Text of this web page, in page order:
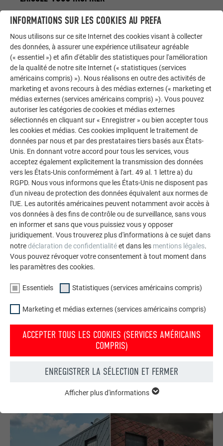
La galerie de références PREFA démontre la
polyvalence de l’aluminium. Découvrez d’autres projets
impressionnants avec les solutions en aluminium
durables de PREFA pour toitures, systèmes solaires et
façades.
VOIR DAVANTAGE DE RÉFÉRENCES
Commander gratuitement des prospectus PREFA
Toiture, façade, solaire, gouttières et protection contre les
est non seulement jolie, mais aussi bien protégée !
COMMANDER GRATUITEMENT
INFORMATIONS SUR LES COOKIES AU PREFA
Nous utilisons sur ce site Internet des cookies visant à collecter
des données, à assurer une expérience utilisateur agréable
(« essentiel ») et afin d'établir des statistiques pour l'amélioration
de la qualité de notre site Internet (« statistiques (services
américains compris) »). Nous réalisons en outre des activités de
marketing et avons recours à des médias externes (« marketing et
médias externes (services américains compris) »). Vous pouvez
autoriser les catégories de cookies et médias externes
sélectionnés en cliquant sur « Enregistrer » ou bien accepter tous
les cookies et médias. Ces cookies impliquent le traitement de
données par nous et par des prestataires tiers basés aux États-
Unis. En donnant votre accord pour tous les services, vous
acceptez également explicitement la transmission des données
vers les États-Unis conformément à l'art. 49 al. 1 lettre a) du
RGPD. Nous vous informons que les États-Unis ne disposent pas
d'un niveau de protection des données équivalent aux normes de
l'UE. Les autorités américaines peuvent notamment avoir accès à
vos données à des fins de contrôle ou de surveillance, sans vous
en informer et sans que vous puissiez vous y opposer
juridiquement. Vous trouverez plus d'informations à ce sujet dans
notredéclaration de confidentialitéet dans les mentions légales.
Vous pouvez révoquer votre consentement à tout moment dans
les paramètres des cookies.
Essentiels Statistiques (services américains compris)
Marketing et médias externes (services américains compris)
ACCEPTER TOUS LES COOKIES (SERVICES AMÉRICAINS
COMPRIS)
ENREGISTRER LA SÉLECTION ET FERMER
fonctions de base du site Internet. Ils garantissent que le site
Internet fonctionne correctement.
Afficher plus d'informations